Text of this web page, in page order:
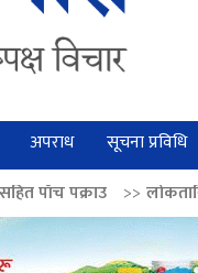
अपराध सूचना प्रविधि
लोकतान्त्रिक मूल्य सुदृढ बनाउन